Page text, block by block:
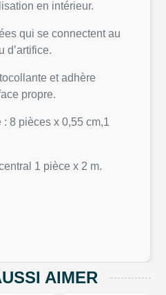
en intérieur.
qui se connectent au
d’artifice.
et adhère
propre.
8 pièces x 0,55 cm,1
1 pièce x 2 m.
AIMER